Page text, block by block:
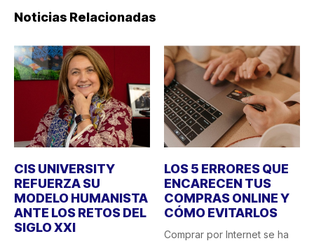
Noticias Relacionadas
CIS UNIVERSITY
REFUERZA SU
MODELO HUMANISTA
ANTE LOS RETOS DEL
SIGLO XXI
LOS 5 ERRORES QUE
ENCARECEN TUS
COMPRAS ONLINE Y
CÓMO EVITARLOS
Comprar por Internet se ha